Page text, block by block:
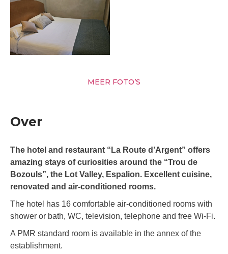
MEER FOTO’S
Over
The hotel and restaurant “La Route d’Argent” offers
amazing stays of curiosities around the “Trou de
Bozouls”, the Lot Valley, Espalion. Excellent cuisine,
renovated and air-conditioned rooms.
The hotel has 16 comfortable air-conditioned rooms with
shower or bath, WC, television, telephone and free Wi-Fi.
A PMR standard room is available in the annex of the
establishment.